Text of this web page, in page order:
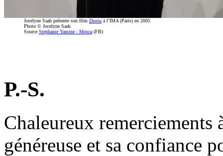
Jocelyne Saab présente son film Dunia à l’IMA (Paris) en 2005
Photo © Jocelyne Saab
Source Stephanie Yamine - Mosca(FB)
P.-S.
Chaleureux remerciements
généreuse et sa confiance